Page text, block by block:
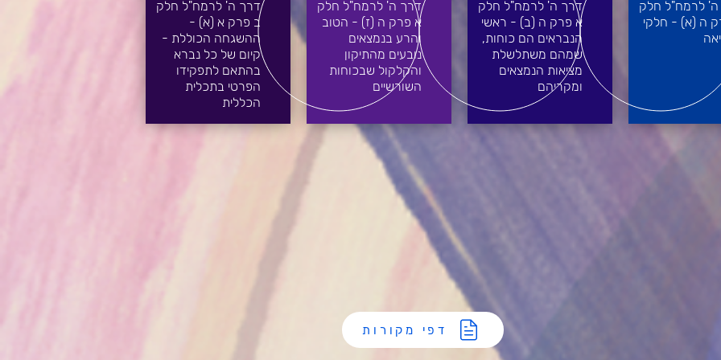
לרמח"ל חלק
ה (א) - חלקי
דרך ה' לרמח"ל חלק
א פרק ה (ב) - ראשי
הנבראים הם כוחות,
שמהם משתלשלת
מציאות הנמצאים
ומקריהם
דרך ה' לרמח"ל חלק
א פרק ה (ז) - הטוב
והרע בנמצאים
נובעים מהתיקון
והקלקול שבכוחות
השורשיים
דרך ה' לרמח"ל חלק
ב פרק א (א) -
ההשגחה הכוללת -
קיום של כל נברא
בהתאם לתפקידו
הפרטי בתכלית
הכללית
דפי מקורות